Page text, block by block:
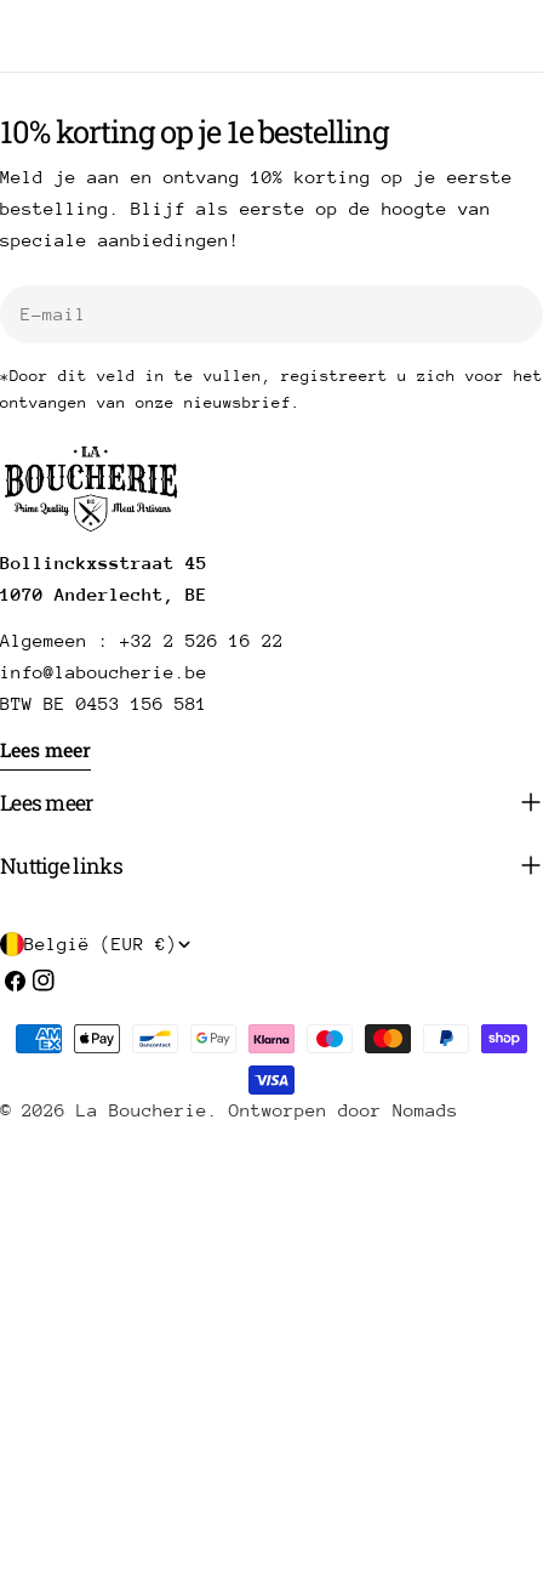
Bollinckxsstraat 45
1070 Anderlecht, BE
Algemeen : +32 2 526 16 22
info@laboucherie.be
BTW BE 0453 156 581
Lees meer
Lees meer
Nuttige links
10% korting op je 1e bestelling
Meld je aan en ontvang 10% korting op je eerste
bestelling. Blijf als eerste op de hoogte van
speciale aanbiedingen!
*Door dit veld in te vullen, registreert u zich voor het
ontvangen van onze nieuwsbrief.
L
a
n
/
België (EUR €)
Facebook
Instagram
© 2026 La Boucherie .Ontworpen door Nomads
Betaalmethoden